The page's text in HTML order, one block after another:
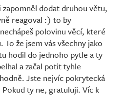
zapomněl dodat druhou větu,
reagoval :) to by
polovinu věcí, které
že jsem vás všechny jako
hodil do jednoho pytle a ty
a začal potit tyhle
Jste nejvíc pokrytecká
ty ne, gratuluji. Víc k